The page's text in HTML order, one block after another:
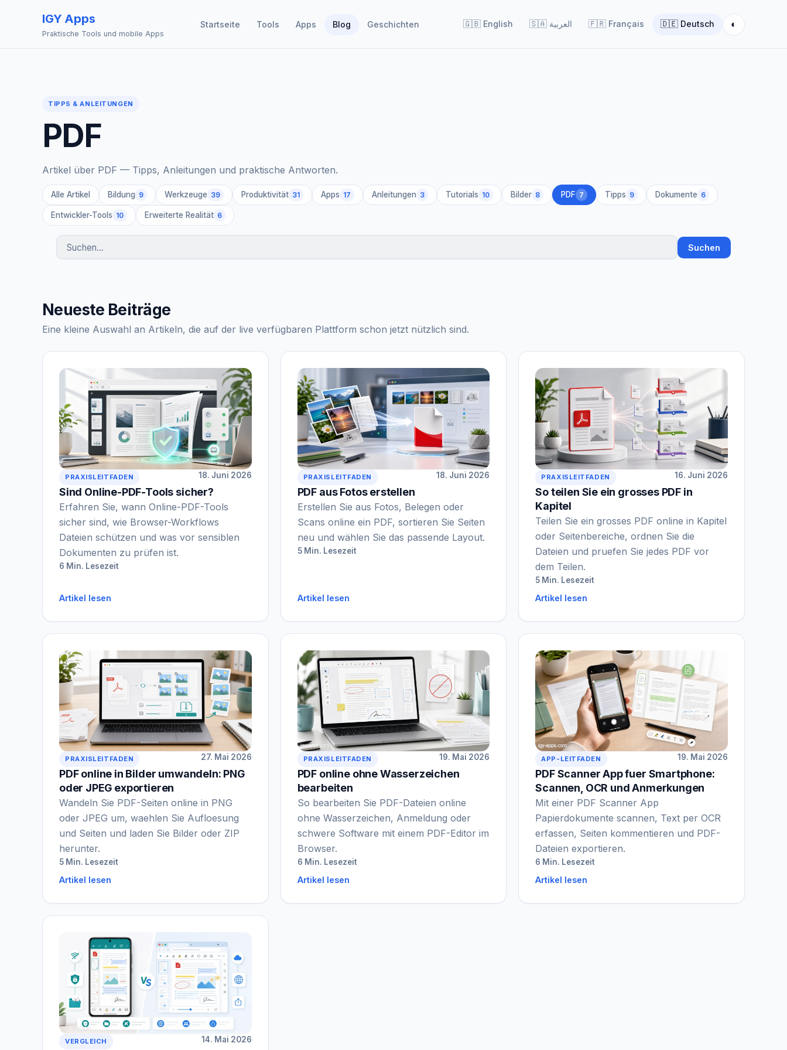
IGY Apps
Praktische Tools und mobile Apps
Startseite Tools Apps Blog Geschichten 🇬🇧 English 🇸🇦 العربية 🇫🇷 Français 🇩🇪 Deutsch ◐
TIPPS & ANLEITUNGEN
PDF
Artikel über PDF — Tipps, Anleitungen und praktische Antworten.
Alle Artikel Bildung 9 Werkzeuge 39 Produktivität 31 Apps 17 Anleitungen 3 Tutorials 10 Bilder 8 PDF 7 Tipps 9 Dokumente 6
Entwickler-Tools 10 Erweiterte Realität 6
Artikel suchen
Suchen
Neueste Beiträge
Eine kleine Auswahl an Artikeln, die auf der live verfügbaren Plattform schon jetzt nützlich sind.
PRAXISLEITFADEN 18. Juni 2026
Sind Online-PDF-Tools sicher?
Erfahren Sie, wann Online-PDF-Tools
sicher sind, wie Browser-Workflows
Dateien schützen und was vor sensiblen
Dokumenten zu prüfen ist.
6 Min. Lesezeit
Artikel lesen
PRAXISLEITFADEN 18. Juni 2026
PDF aus Fotos erstellen
Erstellen Sie aus Fotos, Belegen oder
Scans online ein PDF, sortieren Sie Seiten
neu und wählen Sie das passende Layout.
5 Min. Lesezeit
Artikel lesen
PRAXISLEITFADEN 16. Juni 2026
So teilen Sie ein grosses PDF in
Kapitel
Teilen Sie ein grosses PDF online in Kapitel
oder Seitenbereiche, ordnen Sie die
Dateien und pruefen Sie jedes PDF vor
dem Teilen.
5 Min. Lesezeit
Artikel lesen
PRAXISLEITFADEN 27. Mai 2026
PDF online in Bilder umwandeln: PNG
oder JPEG exportieren
Wandeln Sie PDF-Seiten online in PNG
oder JPEG um, waehlen Sie Aufloesung
und Seiten und laden Sie Bilder oder ZIP
herunter.
5 Min. Lesezeit
Artikel lesen
PRAXISLEITFADEN 19. Mai 2026
PDF online ohne Wasserzeichen
bearbeiten
So bearbeiten Sie PDF-Dateien online
ohne Wasserzeichen, Anmeldung oder
schwere Software mit einem PDF-Editor im
Browser.
6 Min. Lesezeit
Artikel lesen
APP-LEITFADEN 19. Mai 2026
PDF Scanner App fuer Smartphone:
Scannen, OCR und Anmerkungen
Mit einer PDF Scanner App
Papierdokumente scannen, Text per OCR
erfassen, Seiten kommentieren und PDF-
Dateien exportieren.
6 Min. Lesezeit
Artikel lesen
VERGLEICH 14. Mai 2026